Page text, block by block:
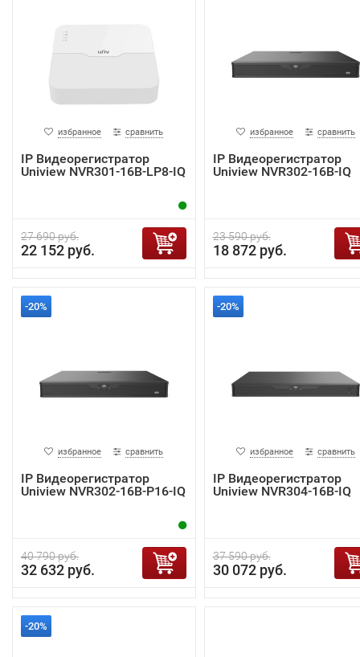
избранное сравнить
IP Видеорегистратор
Uniview NVR301-16B-LP8-IQ
27 690 руб.
22 152 руб.
избранное сравнить
IP Видеорегистратор
Uniview NVR302-16B-IQ
23 590 руб.
18 872 руб.
-20%
избранное сравнить
IP Видеорегистратор
Uniview NVR302-16B-P16-IQ
40 790 руб.
32 632 руб.
-20%
избранное сравнить
IP Видеорегистратор
Uniview NVR304-16B-IQ
37 590 руб.
30 072 руб.
-20%